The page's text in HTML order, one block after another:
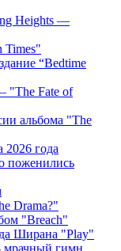
Heights —
Times"
“Bedtime
"The Fate of
альбома "The
2026 года
поженились
Drama?"
"Breach"
Ширана "Play"
мрачный гимн